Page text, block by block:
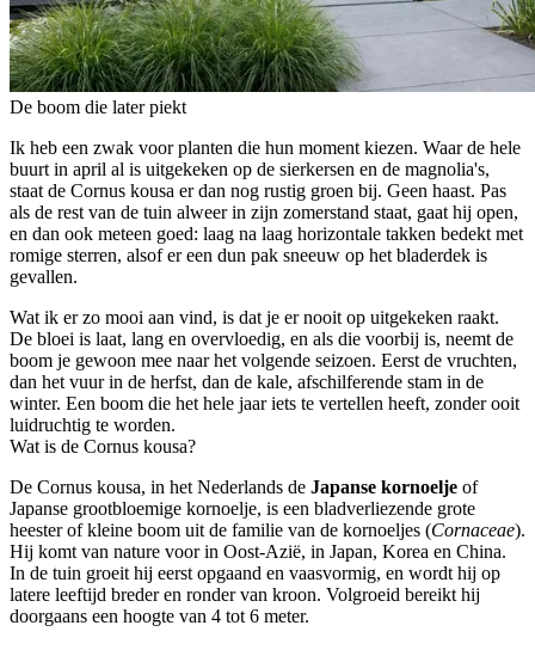
De boom die later piekt
Ik heb een zwak voor planten die hun moment kiezen. Waar de hele
buurt in april al is uitgekeken op de sierkersen en de magnolia's,
staat de Cornus kousa er dan nog rustig groen bij. Geen haast. Pas
als de rest van de tuin alweer in zijn zomerstand staat, gaat hij open,
en dan ook meteen goed: laag na laag horizontale takken bedekt met
romige sterren, alsof er een dun pak sneeuw op het bladerdek is
gevallen.
Wat ik er zo mooi aan vind, is dat je er nooit op uitgekeken raakt.
De bloei is laat, lang en overvloedig, en als die voorbij is, neemt de
boom je gewoon mee naar het volgende seizoen. Eerst de vruchten,
dan het vuur in de herfst, dan de kale, afschilferende stam in de
winter. Een boom die het hele jaar iets te vertellen heeft, zonder ooit
luidruchtig te worden.
Wat is de Cornus kousa?
De Cornus kousa, in het Nederlands de Japanse kornoelje of
Japanse grootbloemige kornoelje, is een bladverliezende grote
heester of kleine boom uit de familie van de kornoeljes (Cornaceae).
Hij komt van nature voor in Oost-Azië, in Japan, Korea en China.
In de tuin groeit hij eerst opgaand en vaasvormig, en wordt hij op
latere leeftijd breder en ronder van kroon. Volgroeid bereikt hij
doorgaans een hoogte van 4 tot 6 meter.